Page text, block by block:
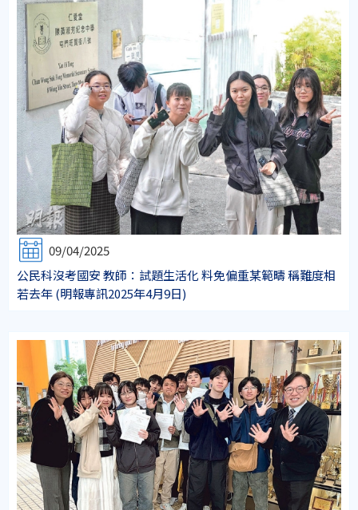
09/04/2025
公民科沒考國安 教師：試題生活化 料免偏重某範疇 稱難度相
若去年 (明報專訊2025年4月9日)